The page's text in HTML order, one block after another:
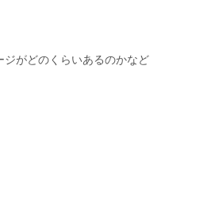
がどのくらいあるのかなど